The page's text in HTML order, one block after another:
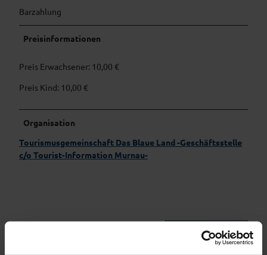
Barzahlung
Preisinformationen
Preis Erwachsener: 10,00 €
Preis Kind: 10,00 €
Organisation
Tourismusgemeinschaft Das Blaue Land -Geschäftsstelle
c/o Tourist-Information Murnau-
In der Nähe